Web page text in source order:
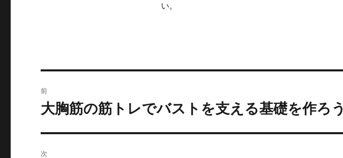
い。
稿
前
前
投
稿:
大胸筋の筋トレでバストを支える基礎を作ろう
次